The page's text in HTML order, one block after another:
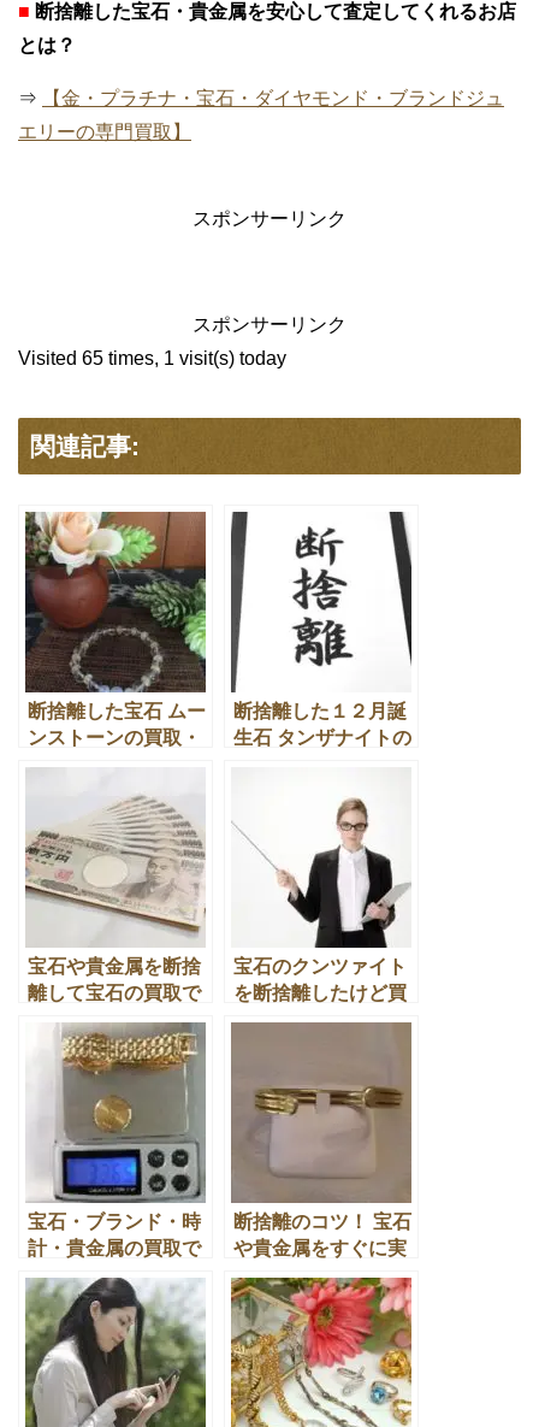
■ 断捨離した宝石・貴金属を安心して査定してくれるお店
とは？
⇒
【金・プラチナ・宝石・ダイヤモンド・ブランドジュ
エリーの専門買取】
スポンサーリンク
スポンサーリンク
Visited 65 times, 1 visit(s) today
関連記事:
断捨離した宝石 ムー
ンストーンの買取・
換金処分でのワンポ
断捨離した１２月誕
生石 タンザナイトの
宝石や貴金属を断捨
離して宝石の買取で
１０万円できた方法
とは
宝石のクンツァイト
を断捨離したけど買
取や換金処分はなる
宝石・ブランド・時
計・貴金属の買取で
少しでも高い換金処
分する秘訣とは？
断捨離のコツ！ 宝石
や貴金属をすぐに実
践してお金に換える
７つの方法